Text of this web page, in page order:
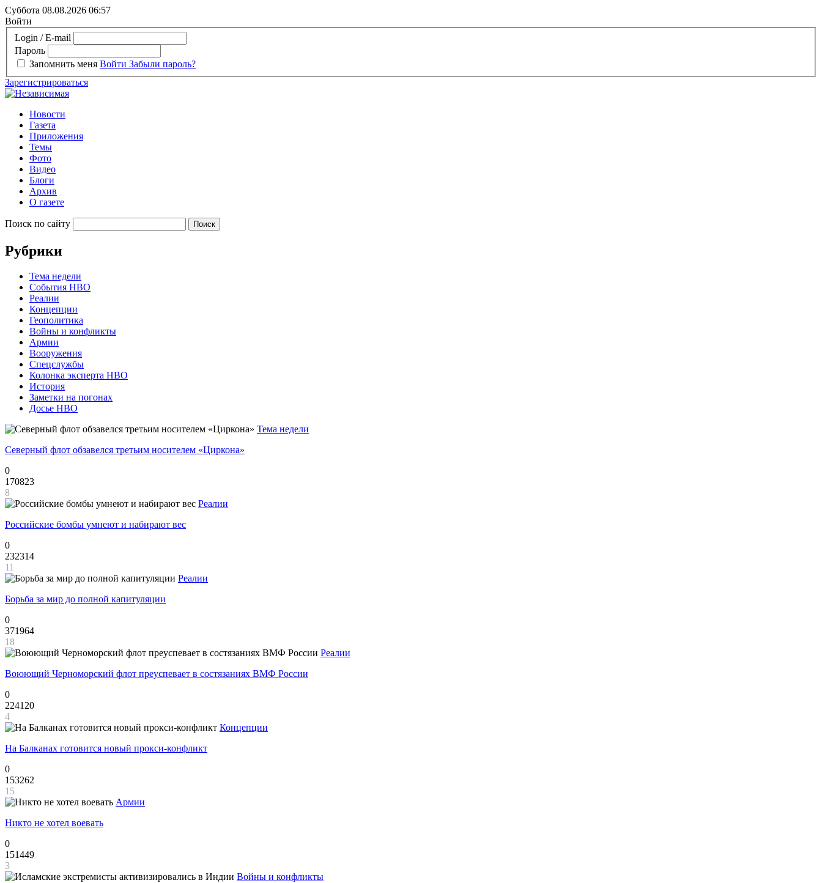
Суббота 08.08.2026 06:57
Войти
Login / E-mail
Пароль
Запомнить меня Войти Забыли пароль?
Зарегистрироваться
Новости
Газета
Приложения
Темы
Фото
Видео
Блоги
Архив
О газете
Поиск по сайту
Рубрики
Тема недели
События НВО
Реалии
Концепции
Геополитика
Войны и конфликты
Армии
Вооружения
Спецслужбы
Колонка эксперта НВО
История
Заметки на погонах
Досье НВО
Тема недели
Северный флот обзавелся третьим носителем «Циркона»
0
170823
8
Реалии
Российские бомбы умнеют и набирают вес
0
232314
11
Реалии
Борьба за мир до полной капитуляции
0
371964
18
Реалии
Воюющий Черноморский флот преуспевает в состязаниях ВМФ России
0
224120
4
Концепции
На Балканах готовится новый прокси-конфликт
0
153262
15
Армии
Никто не хотел воевать
0
151449
3
Войны и конфликты